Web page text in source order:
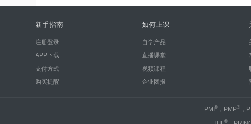
新手指南
注册登录
APP下载
支付方式
购买提醒
如何上课
自学产品
直播课堂
视频课程
企业团报
PMI®，PMP®，
®